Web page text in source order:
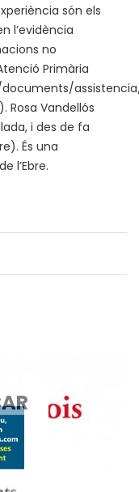
són els
l’evidència
no
Primària
Rosa Vandellós
i des de fa
És una
l’Ebre.